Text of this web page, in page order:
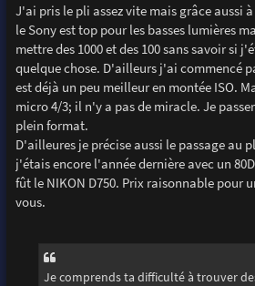
J'ai pris le pli assez vite mais grâce aussi
le Sony est top pour les basses lumières
mettre des 1000 et des 100 sans savoir si
quelque chose. D'ailleurs j'ai commencé
est déjà un peu meilleur en montée ISO.
micro 4/3; il n'y a pas de miracle. Je
plein format.
D'ailleures je précise aussi le passage au
j'étais encore l'année dernière avec un
fût le NIKON D750. Prix raisonnable pour
vous.
Je comprends ta difficulté à trouver